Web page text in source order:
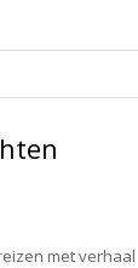
met verhaal